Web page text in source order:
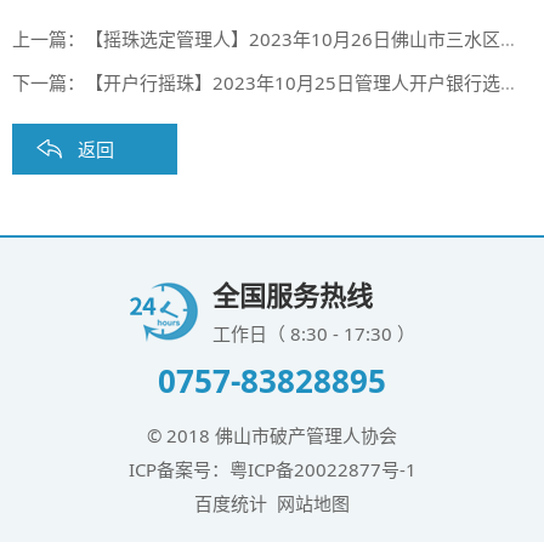
上一篇：
【摇珠选定管理人】2023年10月26日佛山市三水区人民法院、佛山市顺德区人民法院摇珠选定管理人结果
下一篇：
【开户行摇珠】2023年10月25日管理人开户银行选定摇珠结果（第五十九期）
返回
全国服务热线
工作日（ 8:30 - 17:30 ）
0757-83828895
© 2018 佛山市破产管理人协会
ICP备案号： 粤ICP备20022877号-1
百度统计 网站地图